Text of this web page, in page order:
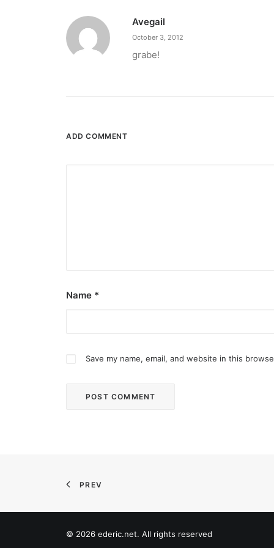
It is said to be the world's largest permanently
Avegail
October 3, 2012
grabe!
ADD COMMENT
Name *
Save my name, email, and website in this
PREV
© 2026 ederic.net. All rights reserved